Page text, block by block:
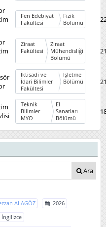
Fen Edebiyat
Fakültesi
Fizik
Bölümü
Ziraat
Fakültesi
Ziraat
Mühendisliği
Bölümü
İktisadi ve
İdari Bilimler
Fakültesi
İşletme
Bölümü
Teknik
Bilimler
MYO
El
Sanatları
Bölümü
Ara
ALAGÖZ
2026
İngilizce